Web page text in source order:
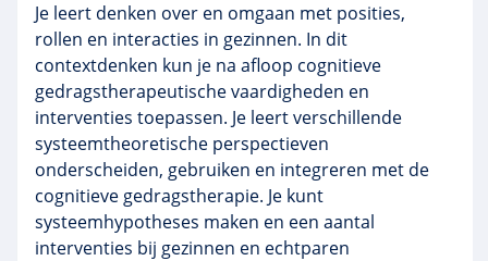
Je leert denken over en omgaan met posities,
rollen en interacties in gezinnen. In dit
contextdenken kun je na afloop cognitieve
gedragstherapeutische vaardigheden en
interventies toepassen. Je leert verschillende
systeemtheoretische perspectieven
onderscheiden, gebruiken en integreren met de
cognitieve gedragstherapie. Je kunt
systeemhypotheses maken en een aantal
interventies bij gezinnen en echtparen